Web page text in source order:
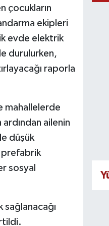
çocukların
ekipleri
evde elektrik
durulurken,
raporla
mahallelerde
ailenin
düşük
prefabrik
sosyal
sağlanacağı